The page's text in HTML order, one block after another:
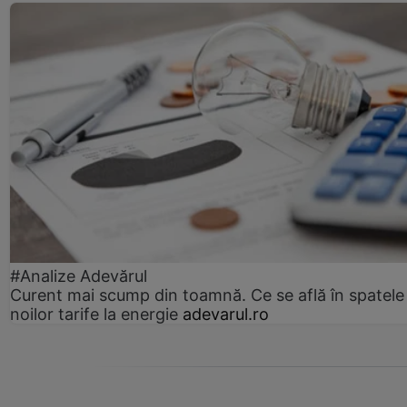
#Analize Adevărul
Curent mai scump din toamnă. Ce se află în spatele
noilor tarife la energie adevarul.ro